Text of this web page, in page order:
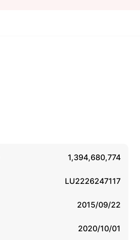
1,394,680,774
LU2226247117
2015/09/22
2020/10/01